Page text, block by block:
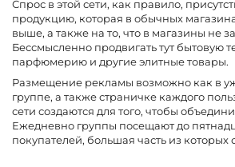
Спрос в этой сети, как правило,
продукцию, которая в обычных
выше, а также на то, что в магазины не
Бессмысленно продвигать тут бытовую
парфюмерию и другие элитные товары.
Размещение рекламы возможно как в
группе, а также страничке каждого
сети создаются для того, чтобы
Ежедневно группы посещают до
покупателей, большая часть из которых